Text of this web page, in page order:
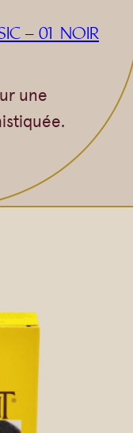
– 01 NOIR
une